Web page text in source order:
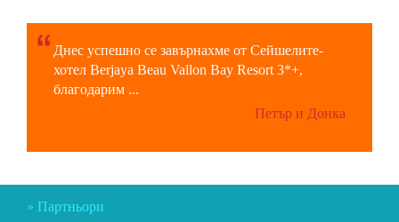
Днес успешно се завърнахме от Сейшелите-
хотел Berjaya Beau Vallon Bay Resort 3*+,
благодарим ...
Петър и Донка
Партньори